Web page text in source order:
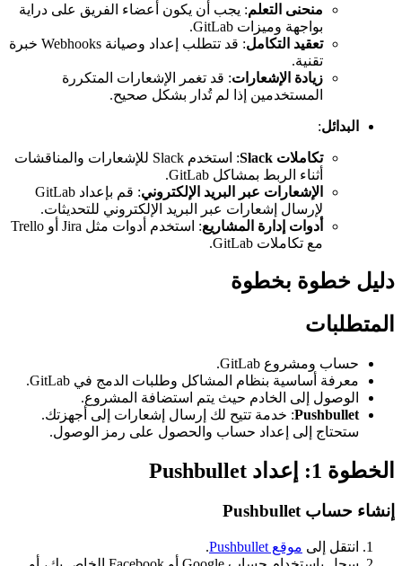
منحنى التعلم: يجب أن يكون أعضاء الفريق على دراية
بواجهة وميزات GitLab.
تعقيد التكامل
: قد تتطلب إعداد وصيانة Webhooks خبرة
تقنية.
زيادة الإشعارات: قد تغمر الإشعارات المتكررة
المستخدمين إذا لم تُدار بشكل صحيح.
البدائل
تكاملات Slack
: استخدم Slack للإشعارات والمناقشات
أثناء الربط بمشاكل GitLab.
الإشعارات عبر البريد الإلكتروني
: قم بإعداد GitLab
لإرسال إشعارات عبر البريد الإلكتروني للتحديثات.
أدوات إدارة المشاريع
: استخدم أدوات مثل Jira أو Trello
مع تكاملات GitLab.
دليل خطوة بخطوة
المتطلبات
حساب ومشروع GitLab.
معرفة أساسية بنظام المشاكل وطلبات الدمج في GitLab.
الوصول إلى الخادم حيث يتم استضافة المشروع.
Pushbullet: خدمة تتيح لك إرسال إشعارات إلى أجهزتك.
ستحتاج إلى إعداد حساب والحصول على رمز الوصول.
الخطوة 1: إعداد Pushbullet
إنشاء حساب Pushbullet
انتقل إلى موقع Pushbullet
.